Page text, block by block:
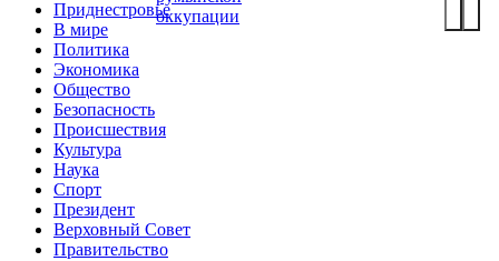
Приднестровье
В мире
Политика
Экономика
Общество
Безопасность
Происшествия
Культура
Наука
Спорт
Президент
Верховный Совет
Правительство
оккупации